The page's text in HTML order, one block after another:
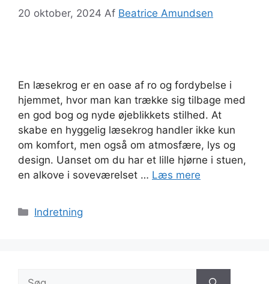
20 oktober, 2024 Af Beatrice Amundsen
En læsekrog er en oase af ro og fordybelse i
hjemmet, hvor man kan trække sig tilbage med
en god bog og nyde øjeblikkets stilhed. At
skabe en hyggelig læsekrog handler ikke kun
om komfort, men også om atmosfære, lys og
design. Uanset om du har et lille hjørne i stuen,
en alkove i soveværelset … Læs mere
Kategorier
Indretning
Søg